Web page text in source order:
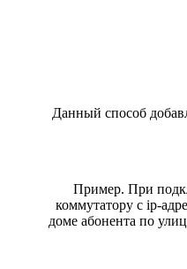
Данный способ
Пример. При
коммутатору с ip-
доме абонента по